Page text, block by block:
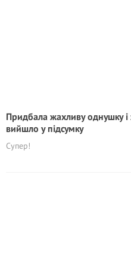
Придбала жахливу однушку
вийшло у підсумку
Супер!